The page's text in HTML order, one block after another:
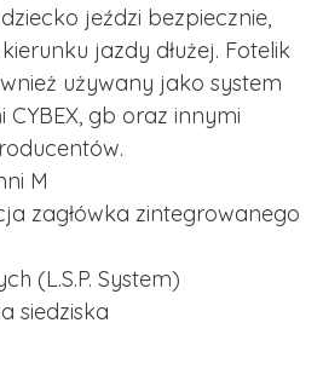
jeździ bezpiecznie,
jazdy dłużej. Fotelik
używany jako system
gb oraz innymi
M
zagłówka zintegrowanego
(L.S.P. System)
siedziska